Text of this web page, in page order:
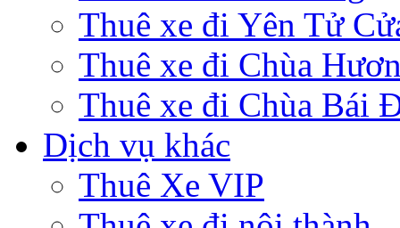
Thuê xe đi Yên Tử
Thuê xe đi Chùa
Thuê xe đi Chùa Bái
Dịch vụ khác
Thuê Xe VIP